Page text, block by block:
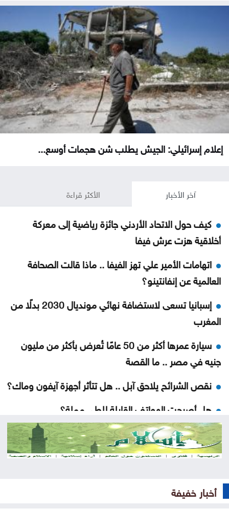
إعلام إسرائيلي: الجيش يطلب شن هجمات أوسع...
آخر الأخبار الأكثر قراءة
كيف حول الاتحاد الأردني جائزة رياضية إلى معركة
أخلاقية هزت عرش فيفا
اتهامات الأمير علي تهز الفيفا .. ماذا قالت الصحافة
العالمية عن إنفانتينو؟
إسبانيا تسعى لاستضافة نهائي مونديال 2030 بدلًا من
المغرب
سيارة عمرها أكثر من 50 عامًا تُعرض بأكثر من مليون
جنيه في مصر .. ما القصة
نقص الشرائح يلاحق آبل .. هل تتأثر أجهزة آيفون وماك؟
هل أصبحت الهواتف القابلة للطي مملة؟
5 إشارات قد يرسلها القلب قبل الجلطة .. لا تتجاهلها
العدو الخفي للمسافرين .. لماذا يرهقك اختلاف التوقيت
الراحة
أخبار خفيفة